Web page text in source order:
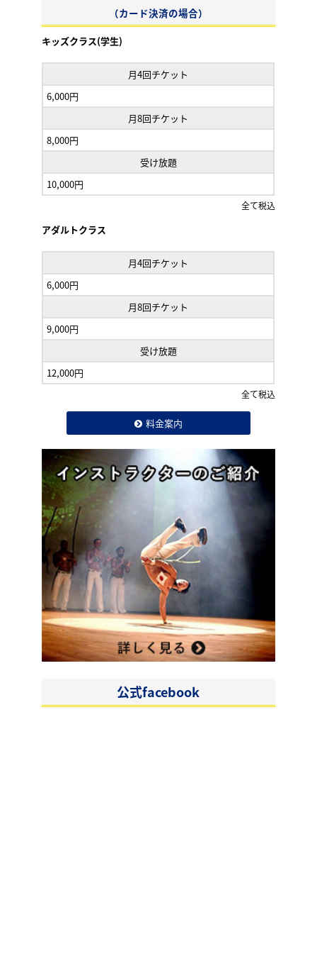
（カード決済の場合）
キッズクラス(学生)
月4回チケット
6,000円
月8回チケット
8,000円
受け放題
10,000円
全て税込
アダルトクラス
月4回チケット
6,000円
月8回チケット
9,000円
受け放題
12,000円
全て税込
料金案内
公式facebook